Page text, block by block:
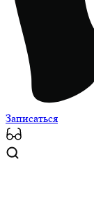
Записаться